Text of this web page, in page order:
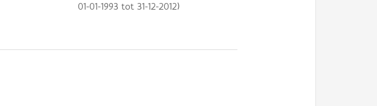
01-01-1993 tot 31-12-2012)